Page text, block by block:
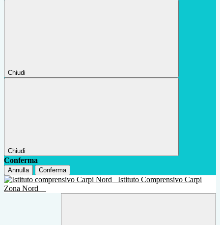
Chiudi
Chiudi
Conferma
Annulla Conferma
Istituto Comprensivo Carpi
Zona Nord